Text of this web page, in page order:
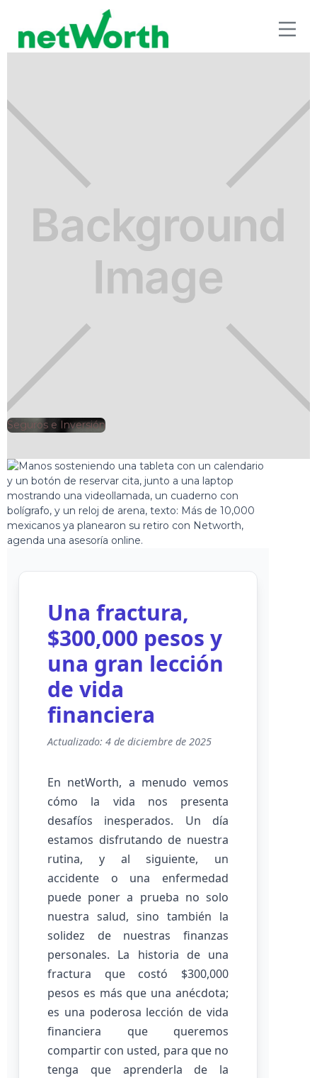
SEGUROS E INVERSIÓN
Clarisa Romero
Seguros e Inversión
Una fractura,
$300,000 pesos y
una gran lección
de vida
financiera
Actualizado: 4 de diciembre de 2025
En netWorth, a menudo vemos
cómo la vida nos presenta
desafíos inesperados. Un día
estamos disfrutando de nuestra
rutina, y al siguiente, un
accidente o una enfermedad
puede poner a prueba no solo
nuestra salud, sino también la
solidez de nuestras finanzas
personales. La historia de una
fractura que costó $300,000
pesos es más que una anécdota;
es una poderosa lección de vida
financiera que queremos
compartir con usted, para que no
tenga que aprenderla de la